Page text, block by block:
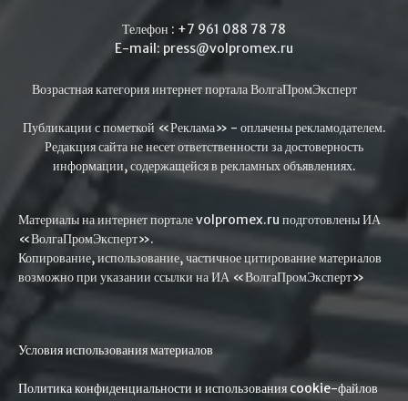
Телефон : +7 961 088 78 78
E-mail: press@volpromex.ru
Возрастная категория интернет портала ВолгаПромЭксперт
Публикации с пометкой «Реклама» - оплачены рекламодателем.
Редакция сайта не несет ответственности за достоверность
информации, содержащейся в рекламных объявлениях.
Материалы на интернет портале volpromex.ru подготовлены ИА
«ВолгаПромЭксперт».
Копирование, использование, частичное цитирование материалов
возможно при указании ссылки на ИА «ВолгаПромЭксперт»
Условия использования материалов
Политика конфиденциальности и использования cookie-файлов